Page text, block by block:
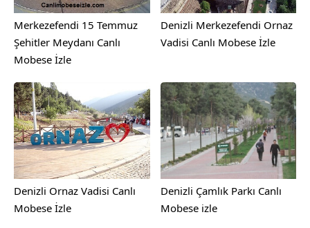
Merkezefendi 15 Temmuz
Şehitler Meydanı Canlı
Mobese İzle
Denizli Merkezefendi Ornaz
Vadisi Canlı Mobese İzle
Denizli Ornaz Vadisi Canlı
Mobese İzle
Denizli Çamlık Parkı Canlı
Mobese izle